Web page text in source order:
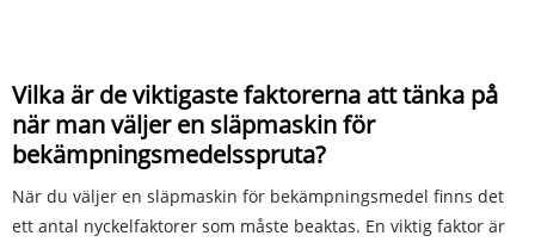
Vilka är de viktigaste faktorerna att tänka på
när man väljer en släpmaskin för
bekämpningsmedelsspruta?
När du väljer en släpmaskin för bekämpningsmedel finns det
ett antal nyckelfaktorer som måste beaktas. En viktig faktor är